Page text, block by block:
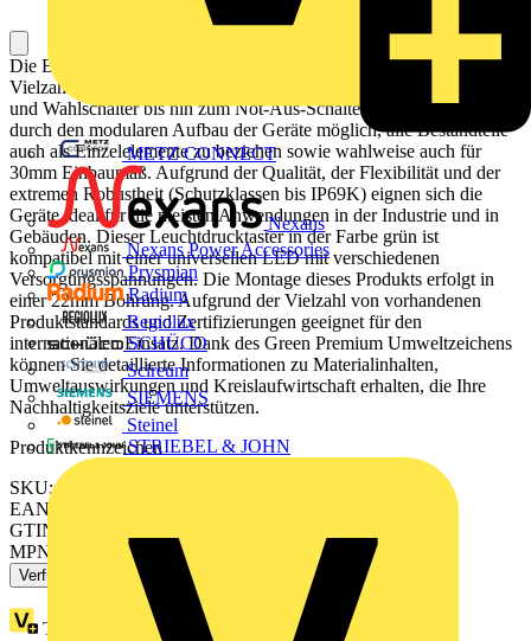
METZ CONNECT
Nexans
Nexans Power Accessories
Prysmian
Radium
Regiolux
SCHÜCO
Scireum
SIEMENS
Steinel
STRIEBEL & JOHN
Die Baureihe Harmony XB5/ZB5 aus Kunststoff bietet eine
Vielzahl an 22mm Komplettgeräten wie Drucktaster, Leuchtmelder
und Wahlschalter bis hin zum Not-Aus-Schalter. Zusätzlich ist es
durch den modularen Aufbau der Geräte möglich, alle Bestandteile
auch als Einzelelemente zu beziehen sowie wahlweise auch für
30mm Einbaumaß. Aufgrund der Qualität, der Flexibilität und der
extremen Robustheit (Schutzklassen bis IP69K) eignen sich die
Geräte ideal für die meisten Anwendungen in der Industrie und in
Gebäuden. Dieser Leuchtdrucktaster in der Farbe grün ist
kompatibel mit einer universellen LED mit verschiedenen
Versorgungsspannungen. Die Montage dieses Produkts erfolgt in
einer 22mm Bohrung. Aufgrund der Vielzahl von vorhandenen
Produktstandards und Zertifizierungen geeignet für den
internationalen Einsatz. Dank des Green Premium Umweltzeichens
können Sie detaillierte Informationen zu Materialinhalten,
Umweltauswirkungen und Kreislaufwirtschaft erhalten, die Ihre
Nachhaltigkeitsziele unterstützen.
Produktkennzeichen
SKU: ZB5AW333
EAN: 3389110909944
GTIN: 3389110909944
MPN: ZB5AW333
Verfügbar: 4 Händler
Treuepunkte: